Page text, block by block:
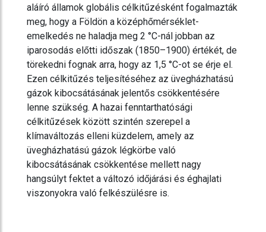
aláíró államok globális célkitűzésként fogalmazták
meg, hogy a Földön a középhőmérséklet-
emelkedés ne haladja meg 2 °C-nál jobban az
iparosodás előtti időszak (1850–1900) értékét, de
törekedni fognak arra, hogy az 1,5 °C-ot se érje el.
Ezen célkitűzés teljesítéséhez az üvegházhatású
gázok kibocsátásának jelentős csökkentésére
lenne szükség. A hazai fenntarthatósági
célkitűzések között szintén szerepel a
klímaváltozás elleni küzdelem, amely az
üvegházhatású gázok légkörbe való
kibocsátásának csökkentése mellett nagy
hangsúlyt fektet a változó időjárási és éghajlati
viszonyokra való felkészülésre is.